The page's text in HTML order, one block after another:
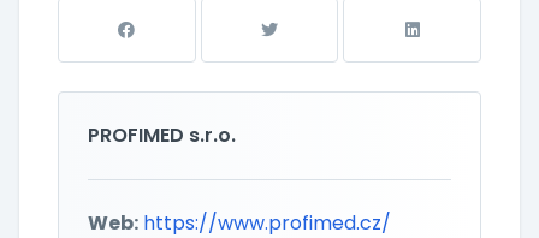
PROFIMED s.r.o.
Web: https://www.profimed.cz/